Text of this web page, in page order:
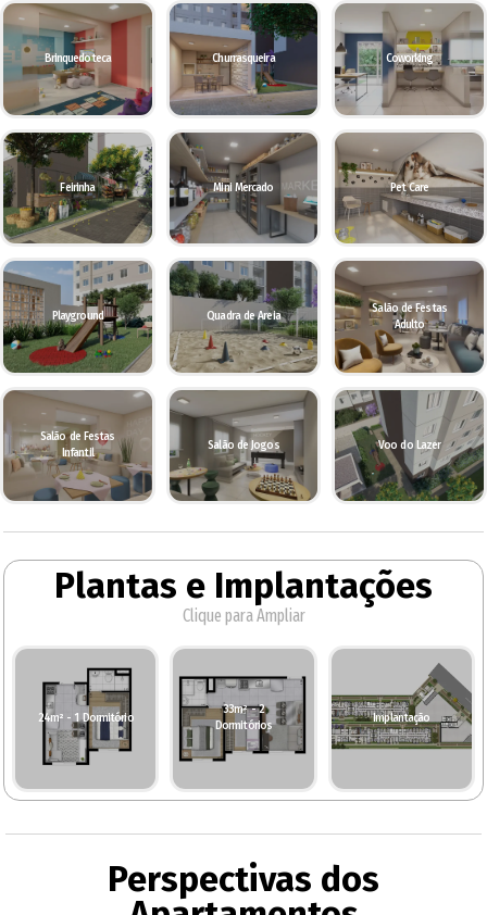
Brinquedoteca Churrasqueira Coworking
Feirinha Mini Mercado Pet Care
Playground Quadra de Areia
Salão de Festas
Adulto
Salão de Festas
Infantil
Salão de Jogos Voo do Lazer
Plantas e Implantações
Clique para Ampliar
24m² - 1 Dormitório
33m² - 2
Dormitórios
Implantação
Perspectivas dos